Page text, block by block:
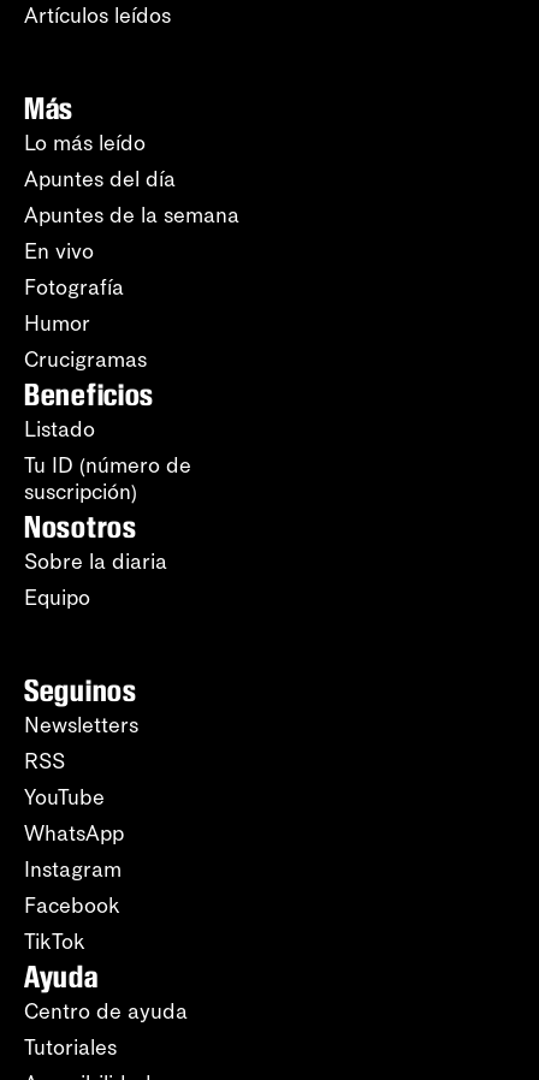
Artículos leídos
Más
Lo más leído
Apuntes del día
Apuntes de la semana
En vivo
Fotografía
Humor
Crucigramas
Beneficios
Listado
Tu ID (número de
suscripción)
Nosotros
Sobre la diaria
Equipo
Seguinos
Newsletters
RSS
YouTube
WhatsApp
Instagram
Facebook
TikTok
Ayuda
Centro de ayuda
Tutoriales